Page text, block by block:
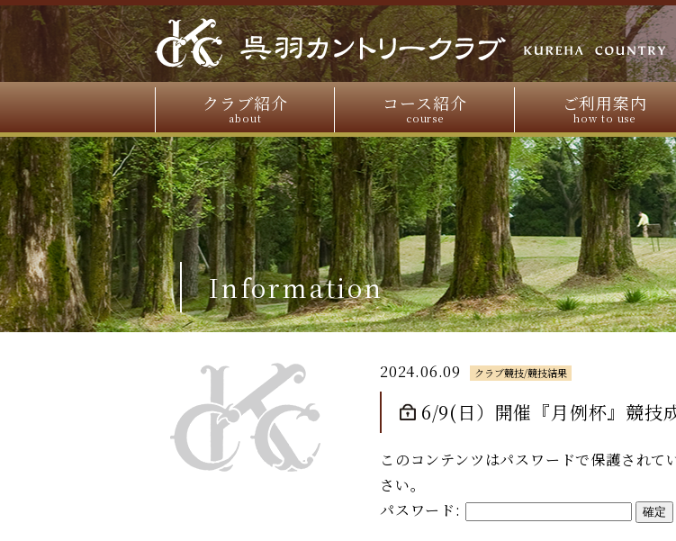
Information
クラブ紹介
about
コース紹介
course
ご利用案内
how to use
2024.06.09 クラブ競技/競技結果
6/9(日）開催『月例杯』競技
このコンテンツはパスワードで保護され
さい。
パスワード: